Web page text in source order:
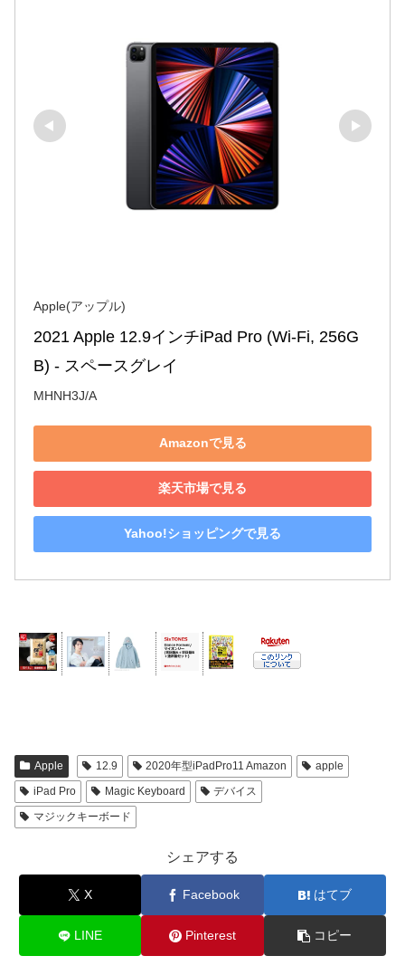
Apple(アップル)
2021 Apple 12.9インチiPad Pro (Wi-Fi, 256G
B) - スペースグレイ
MHNH3J/A
Amazonで見る
楽天市場で見る
Yahoo!ショッピングで見る
Apple 12.9 2020年型iPadPro11 Amazon
apple
iPad Pro
Magic Keyboard
デバイス
マジックキーボード
シェアする
X Facebook はてブ
LINE Pinterest コピー